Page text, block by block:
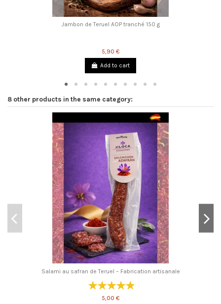
Jambon de Teruel AOP tranché 150 g
5,90 €
Add to cart
8 other products in the same category:
Salami au safran de Teruel – Fabrication artisanale
5,00 €